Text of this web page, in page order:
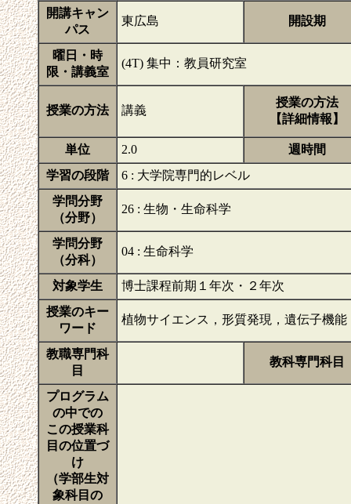
開講キャン
パス
東広島 開設期
曜日・時
限・講義室
(4T) 集中：教員研究室
授業の方法 講義
授業の方法
【詳細情報】
単位 2.0
週時間
学習の段階
6 : 大学院専門的レベル
学問分野
（分野）
26 : 生物・生命科学
学問分野
（分科）
04 : 生命科学
対象学生
博士課程前期１年次・２年次
授業のキー
ワード
植物サイエンス，形質発現，遺伝子機
教職専門科
目
教科専門科目
プログラム
の中での
この授業科
目の位置づ
け
（学部生対
象科目の